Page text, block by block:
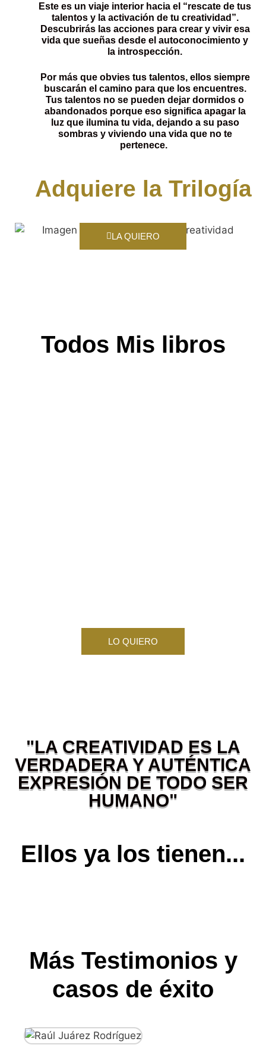
Adquiere la Trilogía
LA QUIERO
Este es un viaje interior hacia el “rescate de tus
talentos y la activación de tu creatividad”.
Descubrirás las acciones para crear y vivir esa
vida que sueñas desde el autoconocimiento y
la introspección.
Por más que obvies tus talentos, ellos siempre
buscarán el camino para que los encuentres.
Tus talentos no se pueden dejar dormidos o
abandonados porque eso significa apagar la
luz que ilumina tu vida, dejando a su paso
sombras y viviendo una vida que no te
pertenece.
Todos Mis libros
LO QUIERO
"LA CREATIVIDAD ES LA
VERDADERA Y AUTÉNTICA
EXPRESIÓN DE TODO SER
HUMANO"
Ellos ya los tienen...
Más Testimonios y
casos de éxito